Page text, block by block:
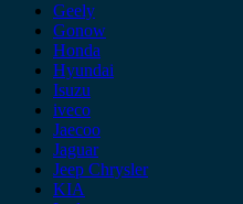
Geely
Gonow
Honda
Hyundai
Isuzu
iveco
Jaecoo
Jaguar
Jeep Chrysler
KIA